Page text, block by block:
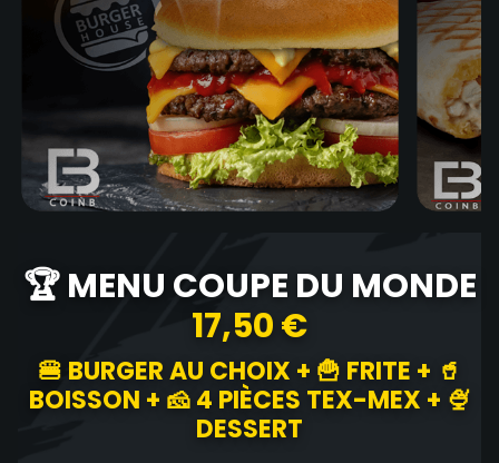
🏆 MENU COUPE DU MONDE
17,50 €
🍔 BURGER AU CHOIX + 🍟 FRITE + 🥤
BOISSON + 🧀 4 PIÈCES TEX-MEX + 🍨
DESSERT